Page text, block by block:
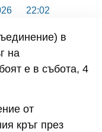
22:02
в
на
е в събота, 4
от
кръг през